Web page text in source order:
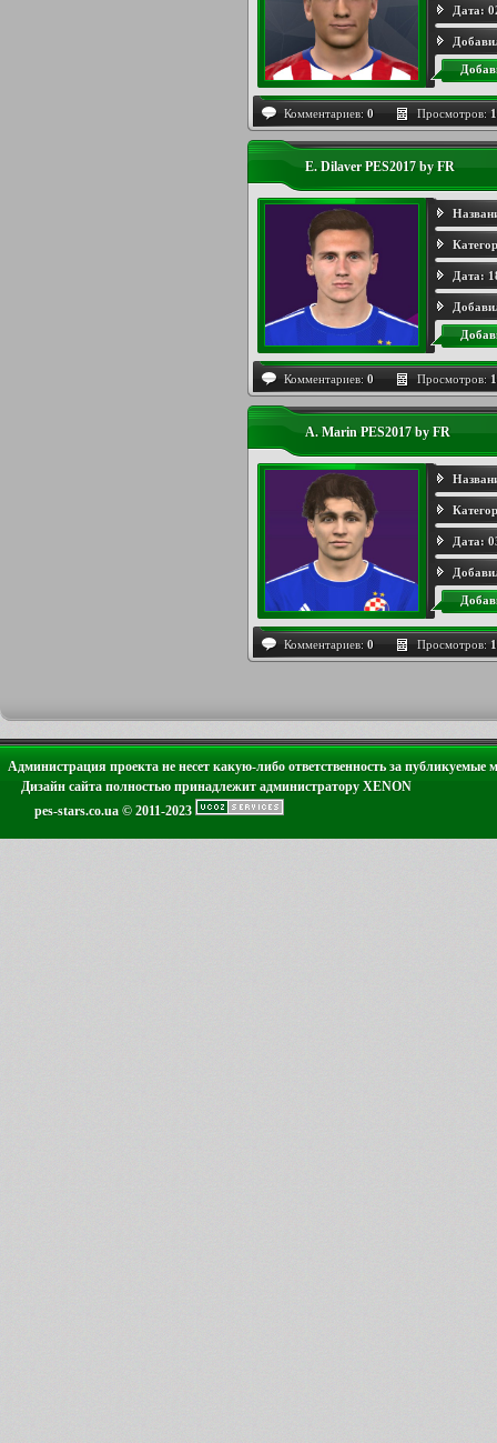
Дата:
Комментариев: 0 Просмотров:
E. Dilaver PES2017 by FR
Дата:
Комментариев: 0 Просмотров:
A. Marin PES2017 by FR
Дата:
Комментариев: 0 Просмотров:
Администрация проекта не несет какую-либо ответственность за публикуемые
Дизайн сайта полностью принадлежит администратору XENON
pes-stars.co.ua © 2011-2023